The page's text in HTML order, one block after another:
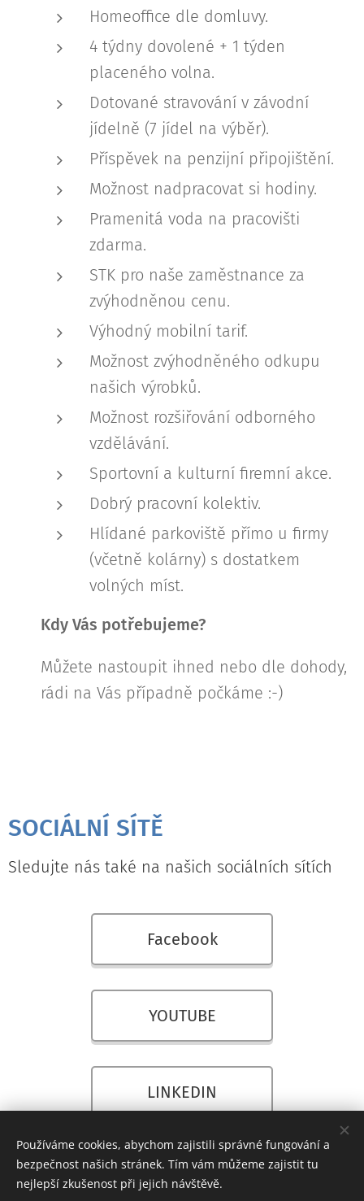
Homeoffice dle domluvy.
4 týdny dovolené + 1 týden
placeného volna.
Dotované stravování v závodní
jídelně (7 jídel na výběr).
Příspěvek na penzijní připojištění.
Možnost nadpracovat si hodiny.
Pramenitá voda na pracovišti
zdarma.
STK pro naše zaměstnance za
zvýhodněnou cenu.
Výhodný mobilní tarif.
Možnost zvýhodněného odkupu
našich výrobků.
Možnost rozšiřování odborného
vzdělávání.
Sportovní a kulturní firemní akce.
Dobrý pracovní kolektiv.
Hlídané parkoviště přímo u firmy
(včetně kolárny) s dostatkem
volných míst.
Kdy Vás potřebujeme?
Můžete nastoupit ihned nebo dle dohody,
rádi na Vás případně počkáme :-)
SOCIÁLNÍ SÍTĚ
Sledujte nás také na našich sociálních sítích
Facebook
YOUTUBE
LINKEDIN
© 2017 Wanzl spol. s r.o.
Používáme cookies, abychom zajistili správné fungování a
bezpečnost našich stránek. Tím vám můžeme zajistit tu
nejlepší zkušenost při jejich návštěvě.